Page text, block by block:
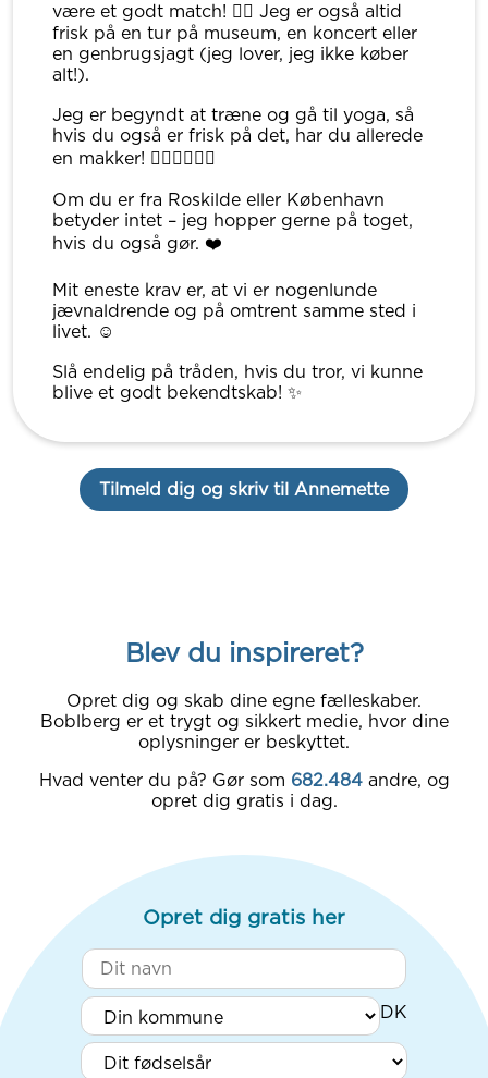
være et godt match! 👯‍♀️ Jeg er også altid
frisk på en tur på museum, en koncert eller
en genbrugsjagt (jeg lover, jeg ikke køber
alt!).
Jeg er begyndt at træne og gå til yoga, så
hvis du også er frisk på det, har du allerede
en makker! 🏋🏻‍♀️🧘🏻‍♀️
Om du er fra Roskilde eller København
betyder intet – jeg hopper gerne på toget,
hvis du også gør. ❤️
Mit eneste krav er, at vi er nogenlunde
jævnaldrende og på omtrent samme sted i
livet. ☺️
Slå endelig på tråden, hvis du tror, vi kunne
blive et godt bekendtskab! ✨
Tilmeld dig og skriv til Annemette
Blev du inspireret?
Opret dig og skab dine egne fælleskaber.
Boblberg er et trygt og sikkert medie, hvor dine
oplysninger er beskyttet.
Hvad venter du på? Gør som 682.484 andre, og
opret dig gratis i dag.
Opret dig gratis her